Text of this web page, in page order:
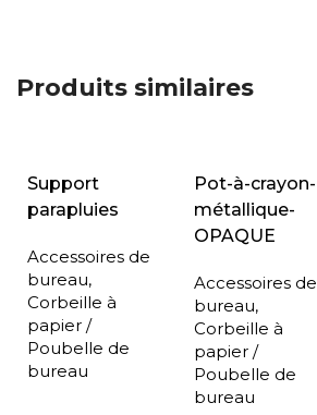
Produits similaires
Support
parapluies
Accessoires de
bureau,
Corbeille à
papier /
Poubelle de
bureau
Pot-à-crayon-
métallique-
OPAQUE
Accessoires de
bureau,
Corbeille à
papier /
Poubelle de
bureau